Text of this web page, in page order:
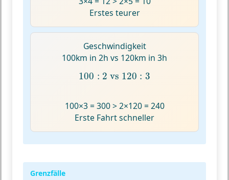
Erstes teurer
Geschwindigkeit
100km in 2h vs 120km in 3h
100 : 2 vs 120 : 3
100: 2 vs 120 :3
100×3 = 300 > 2×120 = 240
Erste Fahrt schneller
Grenzfälle